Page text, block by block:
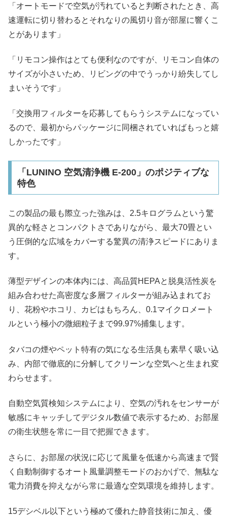
「オートモードで空気が汚れていると判断されたとき、高
速運転に切り替わるとそれなりの風切り音が部屋に響くこ
とがあります」
「リモコン操作はとても便利なのですが、リモコン自体の
サイズが小さいため、リビングの中でうっかり紛失してし
まいそうです」
「交換用フィルターを応募してもらうシステムになってい
るので、最初からパッケージに同梱されていればもっと嬉
しかったです」
「LUNINO 空気清浄機 E-200」のポジティブな
特色
この製品の最も際立った強みは、2.5キログラムという驚
異的な軽さとコンパクトさでありながら、最大70畳とい
う圧倒的な広域をカバーする驚異の清浄スピードにありま
す。
薄型デザインの本体内には、高品質HEPAと脱臭活性炭を
組み合わせた高密度な多層フィルターが組み込まれてお
り、花粉やホコリ、カビはもちろん、0.1マイクロメート
ルという極小の微細粒子まで99.97%捕集します。
タバコの煙やペット特有の気になる生活臭も素早く吸い込
み、内部で徹底的に分解してクリーンな空気へと生まれ変
わらせます。
自動空気質検知システムにより、空気の汚れをセンサーが
敏感にキャッチしてデジタル数値で表示するため、お部屋
の衛生状態を常に一目で把握できます。
さらに、お部屋の状況に応じて風量を低速から高速まで賢
く自動制御するオート風量調整モードのおかげで、無駄な
電力消費を抑えながら常に最適な空気環境を維持します。
15デシベル以下という極めて優れた静音技術に加え、優